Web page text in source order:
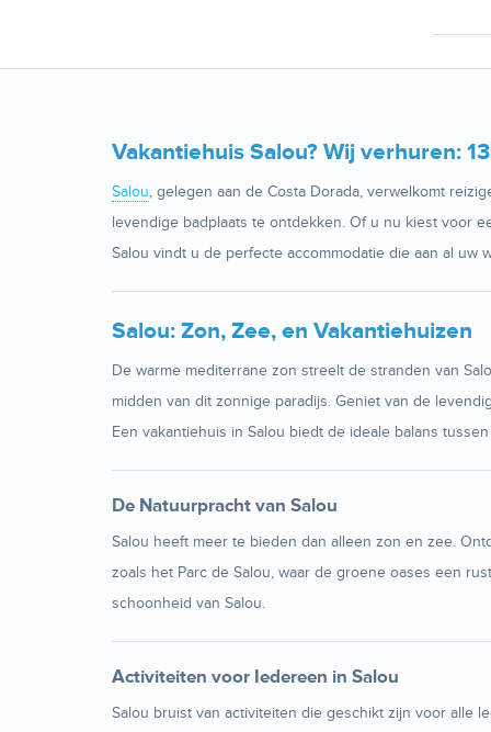
Vakantiehuis Salou? Wij verhuren:
Salou, gelegen aan de Costa Dorada, verwelkomt
levendige badplaats te ontdekken. Of u nu kiest voor
Salou vindt u de perfecte accommodatie die aan al uw
Salou: Zon, Zee, en Vakantiehuizen
De warme mediterrane zon streelt de stranden van
midden van dit zonnige paradijs. Geniet van de
Een vakantiehuis in Salou biedt de ideale balans
De Natuurpracht van Salou
Salou heeft meer te bieden dan alleen zon en zee.
zoals het Parc de Salou, waar de groene oases een
schoonheid van Salou.
Activiteiten voor Iedereen in Salou
Salou bruist van activiteiten die geschikt zijn voor alle